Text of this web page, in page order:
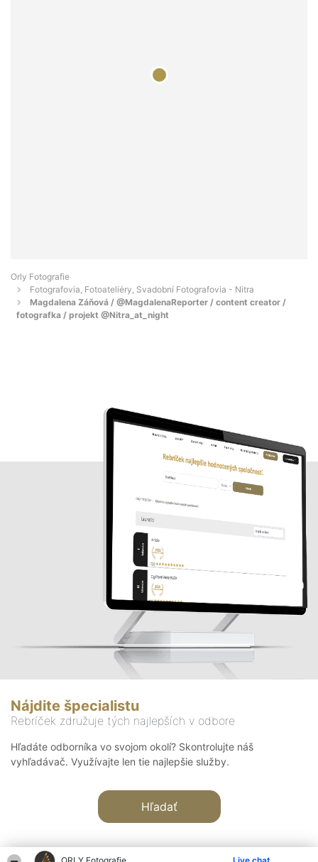
Orly Fotografie
Fotografovia, Fotoateliéry, Svadobní Fotografovia - Nitra
Magdalena Záňová / @MagdalenaReporter / content creator /
fotografka / projekt @Nitra_at_night
Nájdite špecialistu
Rebríček združuje tých najlepších v odbore
Hľadáte odborníka vo svojom okolí? Skontrolujte náš
vyhľadávač. Využívajte len tie najlepšie služby.
Hľadať